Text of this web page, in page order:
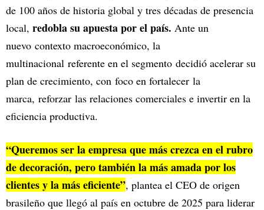
de 100 años de historia global y tres décadas de presencia
local, redobla su apuesta por el país. Ante un
nuevo contexto macroeconómico, la
multinacional referente en el segmento decidió acelerar su
plan de crecimiento, con foco en fortalecer la
marca, reforzar las relaciones comerciales e invertir en la
eficiencia productiva.
“Queremos ser la empresa que más crezca en el rubro
de decoración, pero también la más amada por los
clientes y la más eficiente”, plantea el CEO de origen
brasileño que llegó al país en octubre de 2025 para liderar